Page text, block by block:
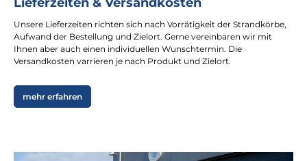
Unsere Lieferzeiten richten sich nach Vorrätigkeit der Strandkörbe,
Aufwand der Bestellung und Zielort. Gerne vereinbaren wir mit
Ihnen aber auch einen individuellen Wunschtermin. Die
Versandkosten varrieren je nach Produkt und Zielort.
mehr erfahren